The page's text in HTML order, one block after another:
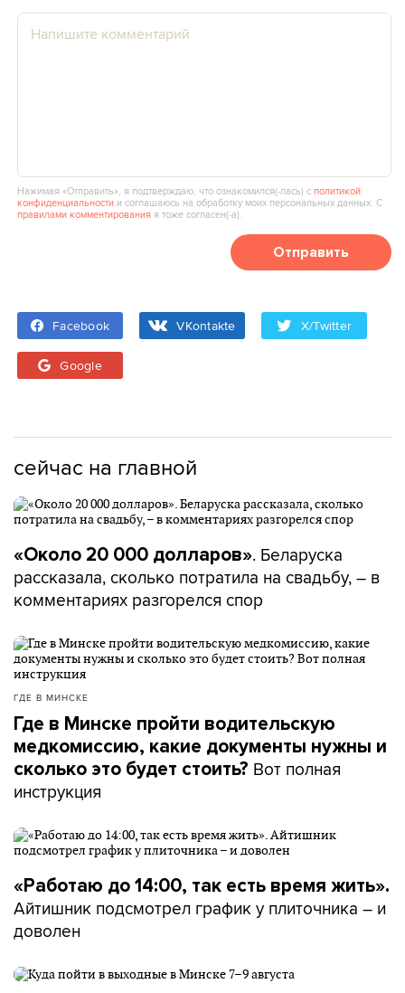
Нажимая «Отправить», я подтверждаю, что ознакомился(‑лась) сполитикой
конфиденциальности и соглашаюсь на обработку моих персональных данных. С
правилами комментирования я тоже согласен(‑а).
Отправить
Facebook VKontakte X/Twitter
Google
сейчас на главной
«Около 20 000 долларов». Беларуска
рассказала, сколько потратила на свадьбу, – в
комментариях разгорелся спор
ГДЕ В МИНСКЕ
Где в Минске пройти водительскую
медкомиссию, какие документы нужны и
сколько это будет стоить? Вот полная
инструкция
«Работаю до 14:00, так есть время жить».
Айтишник подсмотрел график у плиточника – и
доволен